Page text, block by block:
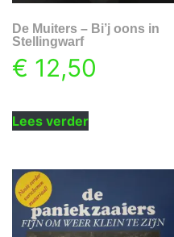
De Muiters – Bi’j oons in
Stellingwarf
€ 12,50
Lees verder